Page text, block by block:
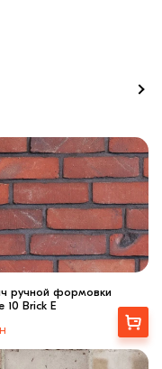
ручной формовки
10 Brick E
Выбрать